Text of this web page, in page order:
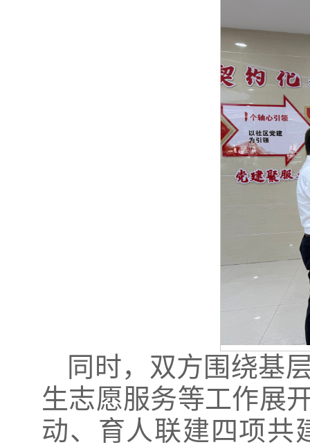
同时，双方围绕基
生志愿服务等工作展
动、育人联建四项共